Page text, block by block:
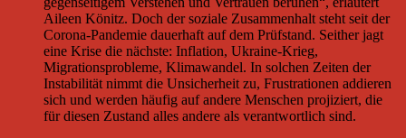
Aileen Könitz. Doch der soziale Zusammenhalt steht seit der
Corona-Pandemie dauerhaft auf dem Prüfstand. Seither jagt
eine Krise die nächste: Inflation, Ukraine-Krieg,
Migrationsprobleme, Klimawandel. In solchen Zeiten der
Instabilität nimmt die Unsicherheit zu, Frustrationen addieren
sich und werden häufig auf andere Menschen projiziert, die
für diesen Zustand alles andere als verantwortlich sind.